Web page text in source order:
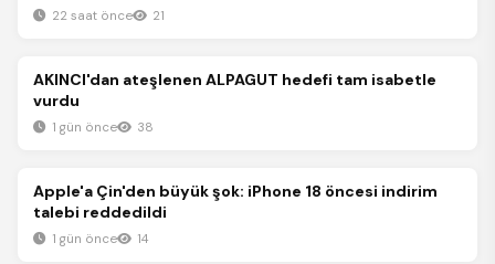
22 saat önce 21
Spor
AKINCI'dan ateşlenen ALPAGUT hedefi tam isabetle
vurdu
1 gün önce 38
Spor
Apple'a Çin'den büyük şok: iPhone 18 öncesi indirim
talebi reddedildi
1 gün önce 14